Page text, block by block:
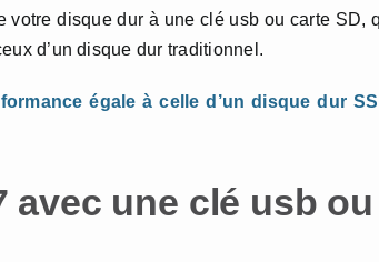
disque dur à une clé usb ou carte SD,
d’un disque dur traditionnel.
égale à celle d’un disque dur
avec une clé usb ou